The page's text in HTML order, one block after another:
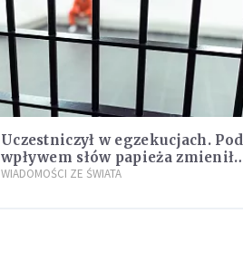
Uczestniczył w egzekucjach. Pod
wpływem słów papieża zmienił
zdanie
WIADOMOŚCI ZE ŚWIATA